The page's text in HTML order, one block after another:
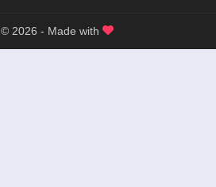
© 2026 - Made with